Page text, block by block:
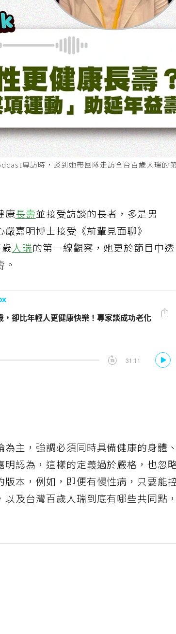
專訪時，談到她帶團隊走訪全台百歲人瑞的
康長壽並接受訪談的長者，多是男
嘉明博士接受《前輩見面聊》
歲人瑞的第一線觀察，她更於節目中
主，強調必須同時具備健康的身體
明認為，這樣的定義過於嚴格，也忽
版本，例如，即便有慢性病，只要能
以及台灣百歲人瑞到底有哪些共同點